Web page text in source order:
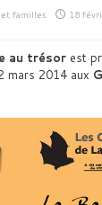
familles
18
au trésor est
mars 2014 aux